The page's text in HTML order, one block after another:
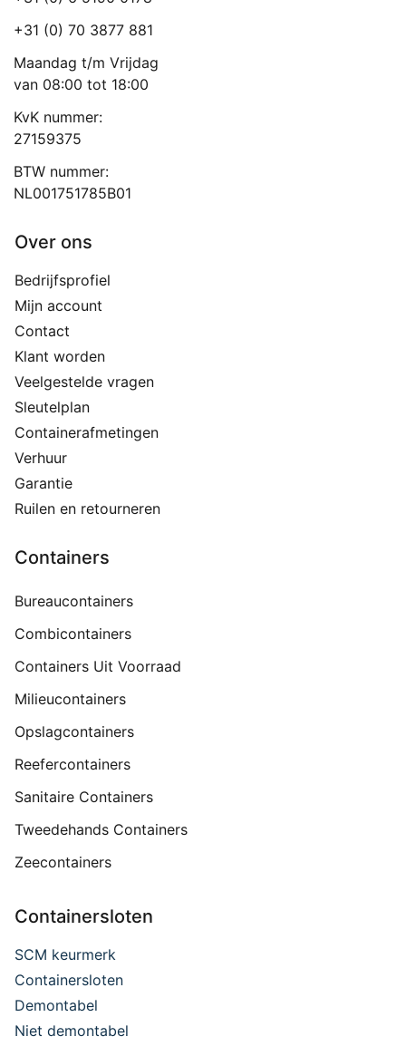
+31 (0) 70 3877 881
Maandag t/m Vrijdag
van 08:00 tot 18:00
KvK nummer:
27159375
BTW nummer:
NL001751785B01
Over ons
Bedrijfsprofiel
Mijn account
Contact
Klant worden
Veelgestelde vragen
Sleutelplan
Containerafmetingen
Verhuur
Garantie
Ruilen en retourneren
Containers
Bureaucontainers
Combicontainers
Containers Uit Voorraad
Milieucontainers
Opslagcontainers
Reefercontainers
Sanitaire Containers
Tweedehands Containers
Zeecontainers
Containersloten
SCM keurmerk
Containersloten
Demontabel
Niet demontabel